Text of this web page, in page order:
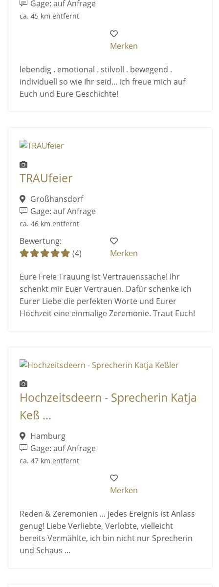
Gage: auf Anfrage
ca. 45 km entfernt
Merken
lebendig . emotional . stilvoll . bewegend .
individuell so wie Ihr seid... ich freue mich auf
Euch und Eure Geschichte!
TRAUfeier
Großhansdorf
Gage: auf Anfrage
ca. 46 km entfernt
Bewertung:
(4)
Merken
Eure Freie Trauung ist Vertrauenssache! Ihr
schenkt mir Euer Vertrauen. Dafür schenke ich
Eurer Liebe die perfekten Worte und Eurer
Hochzeit eine einmalige Zeremonie. Traut Euch!
Hochzeitsdeern - Sprecherin Katja
Keß ...
Hamburg
Gage: auf Anfrage
ca. 47 km entfernt
Merken
Reden & Zeremonien ... jedes Ereignis ist Anlass
genug! Liebe Verliebte, Verlobte, vielleicht
bereits Vermählte, ich bin nicht nur Sprecherin
und Schaus ...